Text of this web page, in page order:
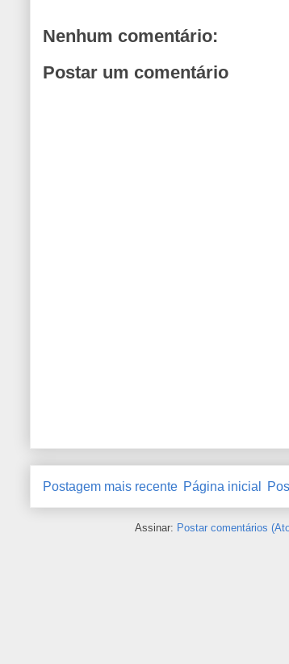
Nenhum comentário:
Postar um comentário
Postagem mais recente Página inicial
Assinar: Postar comentários